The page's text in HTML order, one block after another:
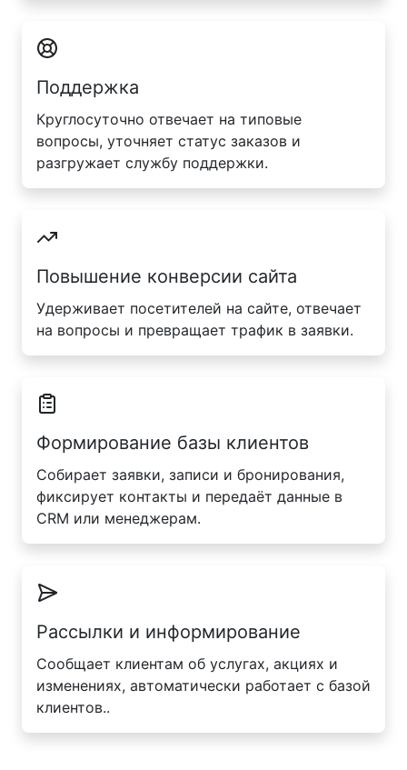
Поддержка
Круглосуточно отвечает на типовые
вопросы, уточняет статус заказов и
разгружает службу поддержки.
Повышение конверсии сайта
Удерживает посетителей на сайте, отвечает
на вопросы и превращает трафик в заявки.
Формирование базы клиентов
Собирает заявки, записи и бронирования,
фиксирует контакты и передаёт данные в
CRM или менеджерам.
Рассылки и информирование
Сообщает клиентам об услугах, акциях и
изменениях, автоматически работает с базой
клиентов..